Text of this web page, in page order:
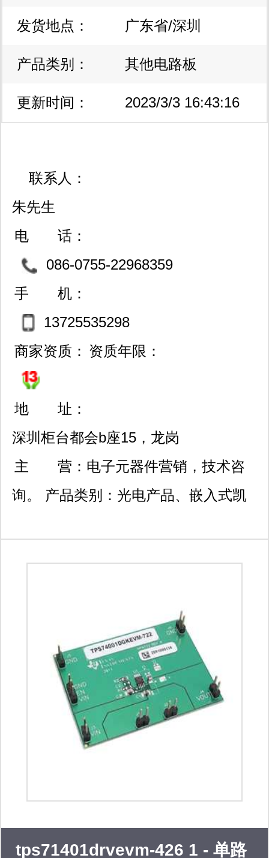
发货地点： 广东省/深圳
产品类别： 其他电路板
更新时间： 2023/3/3 16:43:16
联系人：
朱先生
电 话：
086-0755-22968359
手 机：
13725535298
商家资质： 资质年限：
地 址：
深圳柜台都会b座15，龙岗
区龙诚街道五联社区规划
路25号202。
主 营： 电子元器件营销，技术咨
询。 产品类别：光电产品、嵌入式凯
理产品、电源、测试与测量。
tps71401drvevm-426 1 - 单路